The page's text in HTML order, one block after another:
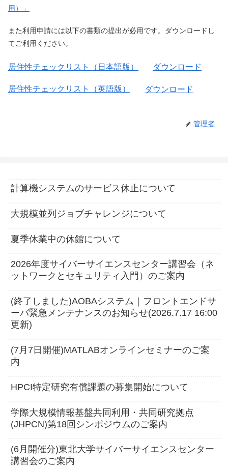
用）」
また利用申請には以下の書類の提出が必用です。ダウンロードし
てご利用ください。
居住性チェックリスト（日本語版） ダウンロード
居住性チェックリスト（英語版） ダウンロード
管理者
計算機システムのサービス休止について
大規模並列ジョブチャレンジについて
夏季休業中の休館について
2026年度サイバーサイエンスセンター講習会（ネ
ットワークとセキュリティ入門）のご案内
(終了しました)AOBAシステム｜フロントエンドサ
ーバ緊急メンテナンスのお知らせ(2026.7.17 16:00
更新)
(7月7日開催)MATLABオンラインセミナーのご案
内
HPCI特定研究有償課題の募集開始について
学際大規模情報基盤共同利用・共同研究拠点
(JHPCN)第18回シンポジウムのご案内
(6月開催分)東北大学サイバーサイエンスセンター
講習会のご案内